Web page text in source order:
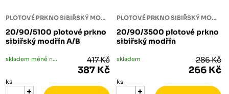
PLOTOVÉ PRKNO SIBIŘSKÝ MODŘÍN
20/90/5100 plotové prkno
sibiřský modřín A/B
skladem méně než 5 ks 417 Kč
387 Kč
ks
PLOTOVÉ PRKNO SIBIŘSKÝ MODŘÍN
20/90/3500 plotové prkno
sibiřský modřín
skladem 286 Kč
266 Kč
ks